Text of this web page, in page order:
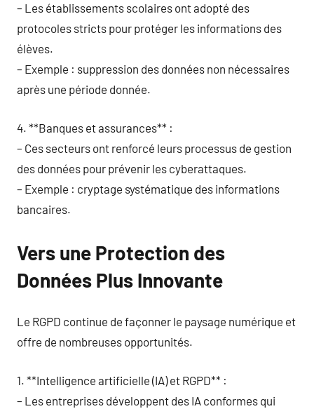
– Les établissements scolaires ont adopté des
protocoles stricts pour protéger les informations des
élèves.
– Exemple : suppression des données non nécessaires
après une période donnée.
4. **Banques et assurances** :
– Ces secteurs ont renforcé leurs processus de gestion
des données pour prévenir les cyberattaques.
– Exemple : cryptage systématique des informations
bancaires.
Vers une Protection des
Données Plus Innovante
Le RGPD continue de façonner le paysage numérique et
offre de nombreuses opportunités.
1. **Intelligence artificielle (IA) et RGPD** :
– Les entreprises développent des IA conformes qui